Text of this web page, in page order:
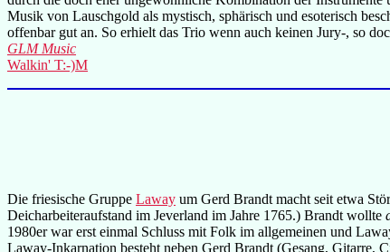
Musik von Lauschgold als mystisch, sphärisch und esoterisch
offenbar gut an. So erhielt das Trio wenn auch keinen Jury-, so
GLM Music
Walkin' T:-)M
Die friesische Gruppe Laway um Gerd Brandt macht seit etwa
Deicharbeiteraufstand im Jeverland im Jahre 1765.) Brandt wollte
1980er war erst einmal Schluss mit Folk im allgemeinen und
Laway-Inkarnation besteht neben Gerd Brandt (Gesang, Gitarre,